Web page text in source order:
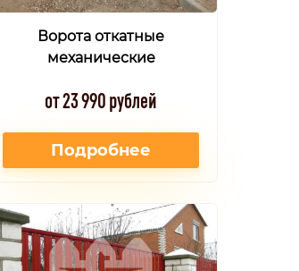
Ворота откатные
механические
от 23 990 рублей
Подробнее